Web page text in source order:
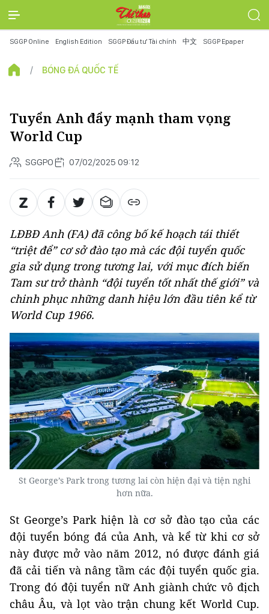
SGGP Online English Edition SGGP Đầu tư Tài chính 中文 SGGP Epaper
BÓNG ĐÁ QUỐC TẾ
Tuyển Anh đẩy mạnh tham vọng
World Cup
SGGPO 07/02/2025 09:12
LĐBĐ Anh (FA) đã công bố kế hoạch tái thiết
“triệt để” cơ sở đào tạo mà các đội tuyển quốc
gia sử dụng trong tương lai, với mục đích biến
Tam sư trở thành “đội tuyển tốt nhất thế giới” và
chinh phục những danh hiệu lớn đầu tiên kể từ
World Cup 1966.
St George’s Park trong tương lai còn hiện đại và tiện nghi
hơn nữa.
St George’s Park hiện là cơ sở đào tạo của các
đội tuyển bóng đá của Anh, và kể từ khi cơ sở
này được mở vào năm 2012, nó được đánh giá
đã cải tiến và nâng tầm các đội tuyển quốc gia.
Trong đó đội tuyển nữ Anh giành chức vô địch
châu Âu, và lọt vào trận chung kết World Cup.